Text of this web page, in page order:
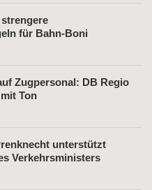
für Bahn-Boni
Zugpersonal: DB Regio
Ton
unterstützt
Verkehrsministers